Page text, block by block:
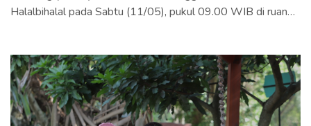
Halalbihalal pada Sabtu (11/05), pukul 09.00 WIB di ruang
pimpinan Yayasan Gembira Loka, Manajemen Gembira Loka
berserta seluruh karyawan Gembira Loka. Diadakannya acara
ini, bertujuan untuk menjalin silaturahmi antara pimpinan
Yayasan Gembira Loka dengan seluruh karyawan Gembira